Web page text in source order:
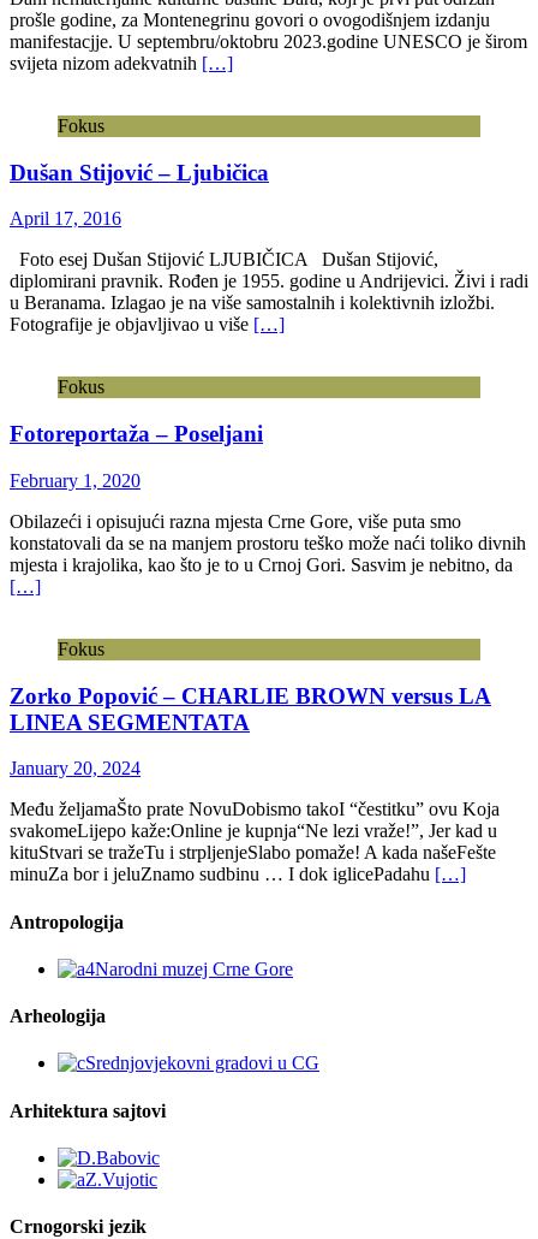
prošle godine, za Montenegrinu govori o ovogodišnjem izdanju
manifestacjje. U septembru/oktobru 2023.godine UNESCO je širom
svijeta nizom adekvatnih […]
Fokus
Dušan Stijović – Ljubičica
April 17, 2016
Foto esej Dušan Stijović LJUBIČICA Dušan Stijović,
diplomirani pravnik. Rođen je 1955. godine u Andrijevici. Živi i radi
u Beranama. Izlagao je na više samostalnih i kolektivnih izložbi.
Fotografije je objavljivao u više […]
Fokus
Fotoreportaža – Poseljani
February 1, 2020
Obilazeći i opisujući razna mjesta Crne Gore, više puta smo
konstatovali da se na manjem prostoru teško može naći toliko divnih
mjesta i krajolika, kao što je to u Crnoj Gori. Sasvim je nebitno, da
[…]
Fokus
Zorko Popović – CHARLIE BROWN versus LA
LINEA SEGMENTATA
January 20, 2024
Među željamaŠto prate NovuDobismo takoI “čestitku” ovu Koja
svakomeLijepo kaže:Online je kupnja“Ne lezi vraže!”, Jer kad u
kituStvari se tražeTu i strpljenjeSlabo pomaže! A kada našeFešte
minuZa bor i jeluZnamo sudbinu … I dok iglicePadahu […]
Antropologija
Arheologija
Arhitektura sajtovi
Crnogorski jezik